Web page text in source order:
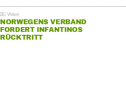
NORWEGENS VERBAND
FORDERT INFANTINOS
RÜCKTRITT